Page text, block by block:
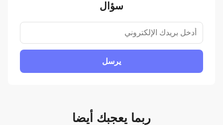
سؤال
يرسل
ربما يعجبك أيضا